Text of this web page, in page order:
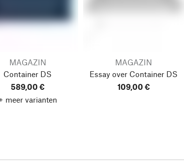
MAGAZIN
Container DS
589,00 €
meer varianten
MAGAZIN
Essay over Container DS
109,00 €